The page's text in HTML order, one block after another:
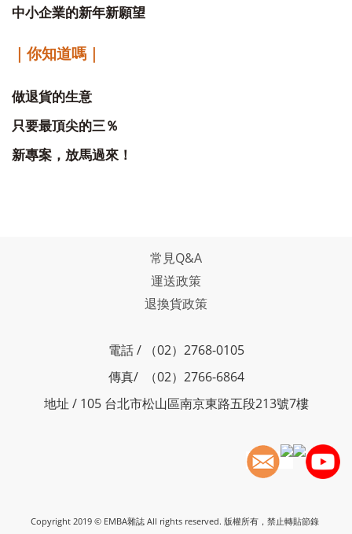
中小企業的新年新願望
｜你知道嗎｜
做退貨的生意
只要最頂尖的三％
新專案，放馬過來！
常見Q&A
運送政策
退換貨政策
電話 / （02）2768-0105
傳真/ （02）2766-6864
地址 / 105 台北市松山區南京東路五段213號7樓
Copyright 2019 © EMBA雜誌 All rights reserved. 版權所有，禁止轉貼節錄